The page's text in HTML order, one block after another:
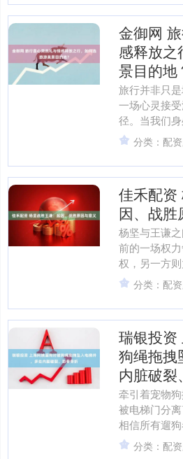
金御网
感释放之
景目的地
旅行并非只
一场心灵接
径。当我们
中时，那些
会在美景带
分类：配
佳禾配资
因、战胜
杨坚与王谦
前的一场权
权，另一方
局面。这场
的人对它有
分类：配
瑞银投资
狗绳拖拽
内脏破裂
牵引着宠物
被电梯门分
相信所有遛
还是发生了
就不幸遇到
分类：配